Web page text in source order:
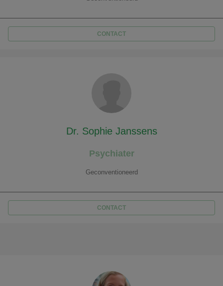
CONTACT
Dr. Sophie Janssens
Psychiater
Geconventioneerd
CONTACT